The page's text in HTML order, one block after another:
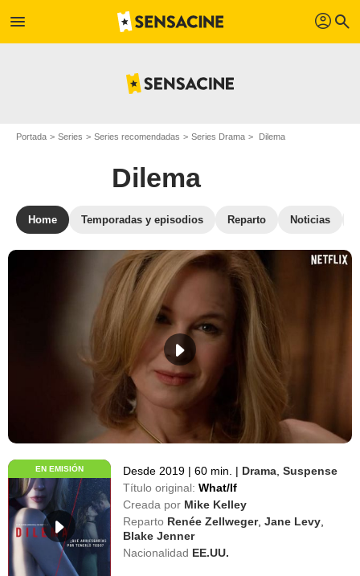
menu profil search
Portada Series Series recomendadas Series Drama Dilema
Dilema
Home Temporadas y episodios Reparto Noticias
EN EMISIÓN Desde 2019 | 60 min. | Drama ,Suspense
Título original: What/If
Creada por Mike Kelley
Reparto Renée Zellweger,Jane Levy
Blake Jenner
Nacionalidad EE.UU.